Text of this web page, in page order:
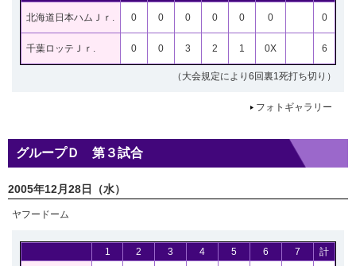
北海道日本ハムＪｒ. 0 0 0 0 0 0 0
千葉ロッテＪｒ. 0 0 3 2 1 0X 6
（大会規定により6回裏1死打ち切り）
フォトギャラリー
グループＤ 第３試合
2005年12月28日（水）
ヤフードーム
1 2 3 4 5 6 7 計